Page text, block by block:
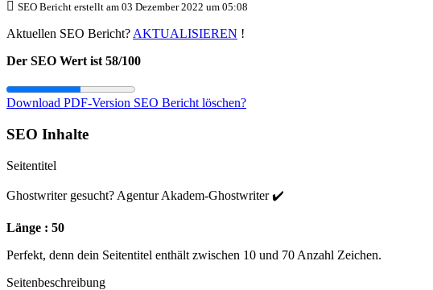
SEO Bericht erstellt am 03 Dezember 2022 um 05:08
Aktuellen SEO Bericht? AKTUALISIEREN !
Der SEO Wert ist 58/100
Download PDF-Version SEO Bericht löschen?
SEO Inhalte
Seitentitel
Ghostwriter gesucht? Agentur Akadem-Ghostwriter ✔️
Länge : 50
Perfekt, denn dein Seitentitel enthält zwischen 10 und 70 Anzahl Zeichen.
Seitenbeschreibung